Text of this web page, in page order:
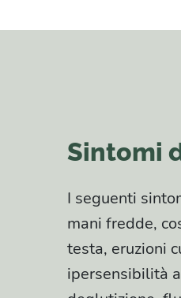
Sintomi
I seguenti
mani fredde,
testa, eruzioni
ipersensibilità